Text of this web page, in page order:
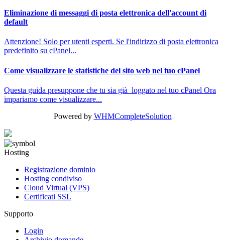
Eliminazione di messaggi di posta elettronica dell'account di
default
Attenzione! Solo per utenti esperti. Se l'indirizzo di posta elettronica
predefinito su cPanel...
Come visualizzare le statistiche del sito web nel tuo cPanel
Questa guida presuppone che tu sia già loggato nel tuo cPanel Ora
impariamo come visualizzare...
Powered by WHMCompleteSolution
Hosting
Registrazione dominio
Hosting condiviso
Cloud Virtual (VPS)
Certificati SSL
Supporto
Login